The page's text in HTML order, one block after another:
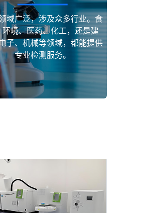
域广泛，涉及众多行业。食
环境、医药、化工，还是建
子、机械等领域，都能提供
专业检测服务。